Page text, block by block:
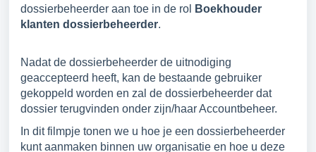
dossierbeheerder aan toe in de rol
Boekhouder
klanten dossierbeheerder.
Nadat de dossierbeheerder de uitnodiging
geaccepteerd heeft, kan de bestaande gebruiker
gekoppeld worden en zal de dossierbeheerder dat
dossier terugvinden onder zijn/haar Accountbeheer.
In dit filmpje tonen we u hoe je een dossierbeheerder
kunt aanmaken binnen uw organisatie en hoe u deze